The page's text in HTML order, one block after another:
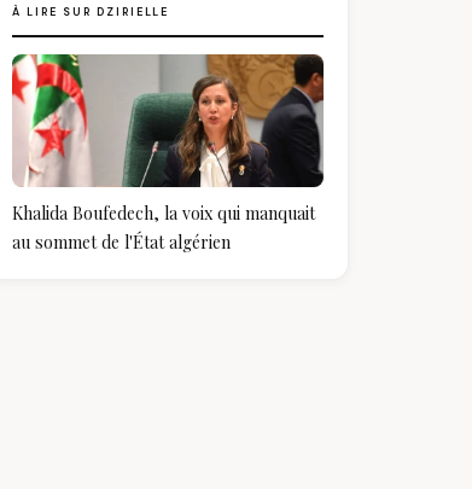
À LIRE SUR DZIRIELLE
Khalida Boufedech, la voix qui manquait
au sommet de l'État algérien